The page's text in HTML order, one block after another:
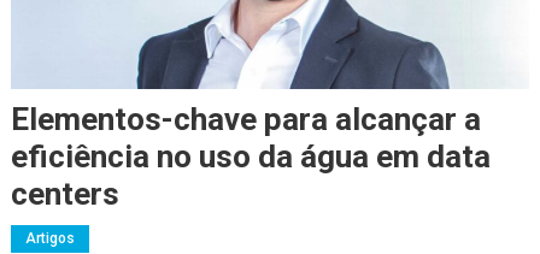
Elementos-chave para alcançar a
eficiência no uso da água em data
centers
Artigos